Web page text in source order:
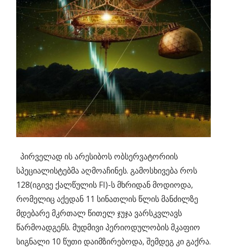
პირველად ის არესიბოს ობსერვატორიის
სპეციალისტებმა აღმოაჩინეს. გამოსხივება როს
128(იგივე ქალწულის FI)-ს მხრიდან მოდიოდა,
რომელიც აქედან 11 სინათლის წლის მანძილზე
მდებარე მკრთალ წითელ ჯუჯა ვარსკვლავს
წარმოადგენს. მუდმივი პერიოდულობის მკაფიო
სიგნალი 10 წუთი დაიმზირებოდა, შემდეგ კი გაქრა.